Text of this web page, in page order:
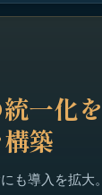
一化
築
も導入を拡